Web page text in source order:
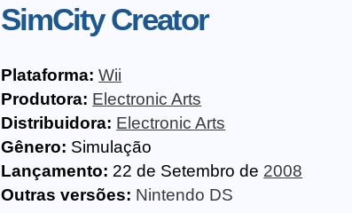
SimCity Creator
Plataforma: Wii
Produtora: Electronic Arts
Distribuidora: Electronic Arts
Gênero: Simulação
Lançamento: 22 de Setembro de 2008
Outras versões: Nintendo DS